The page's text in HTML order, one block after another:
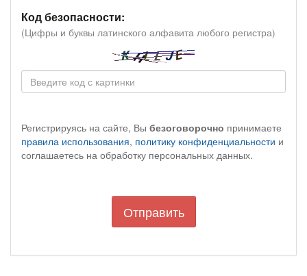
Код безопасности:
(Цифры и буквы латинского алфавита любого регистра)
Регистрируясь на сайте, Вы безоговорочно принимаете
правила использования, политику конфиденциальности и
соглашаетесь на обработку персональных данных.
Отправить